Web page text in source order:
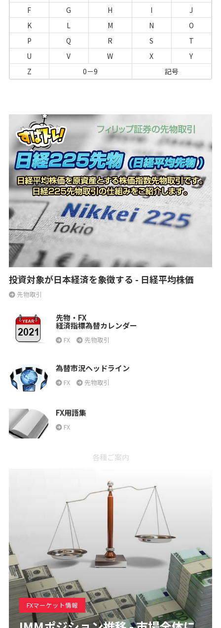
F G H I
J
K
L M N
O
P
Q R S
T
U
V W X
Y
Z
0－9 記号
投資対象が日本経済を象徴する - 日経平均株価
先物取引
先物・FX
経済指標為替カレンダー
FX 先物取引
為替市況ヘッドライン
FX 先物取引
FX用語集
FX
各種ご案内
FXマーケット情報